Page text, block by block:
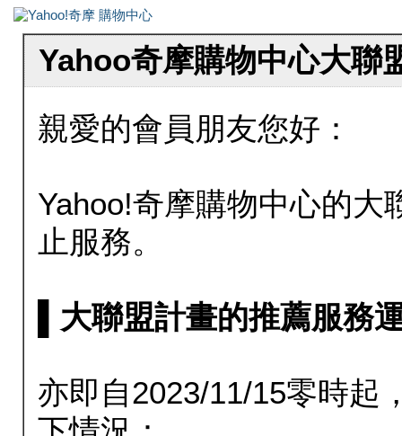
Yahoo奇摩購物中心大聯
親愛的會員朋友您好：
Yahoo!奇摩購物中心的大
止服務。
▌大聯盟計畫的推薦服務
亦即自2023/11/15零時起